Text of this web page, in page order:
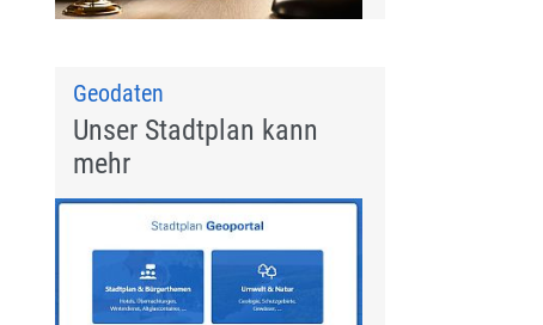
Geodaten
Unser Stadtplan kann
mehr